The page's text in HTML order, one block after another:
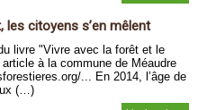
les citoyens s’en mêlent
livre "Vivre avec la forêt et le
à la commune de Méaudre
... En 2014, l’âge de
(…)